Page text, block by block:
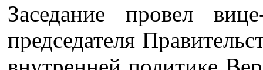
Заседание провел
председателя